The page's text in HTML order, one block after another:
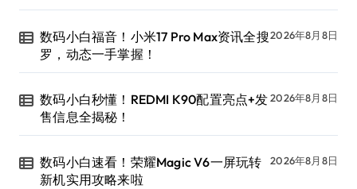
数码小白福音！小米17 Pro Max资讯全搜
罗，动态一手掌握！
2026年8月8日
数码小白秒懂！REDMI K90配置亮点+发
售信息全揭秘！
2026年8月8日
数码小白速看！荣耀Magic V6一屏玩转
新机实用攻略来啦
2026年8月8日